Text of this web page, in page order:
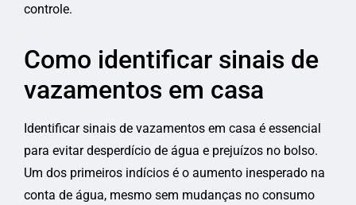
controle.
Como identificar sinais de
vazamentos em casa
Identificar sinais de vazamentos em casa é essencial
para evitar desperdício de água e prejuízos no bolso.
Um dos primeiros indícios é o aumento inesperado na
conta de água, mesmo sem mudanças no consumo